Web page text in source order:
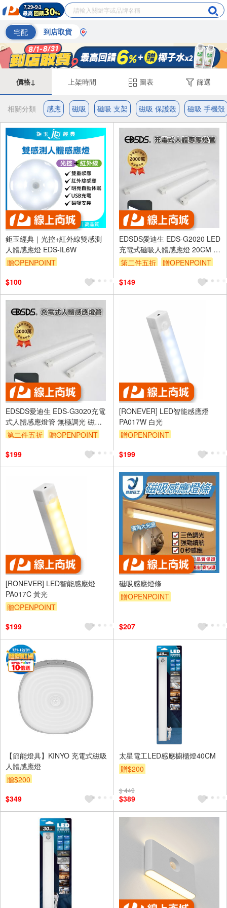
宅配 到店取貨
價格↓ 上架時間 圖表 篩選
相關分類 感應 磁吸 磁吸 支架 磁吸 保護殼 磁吸 手機殼
鉅玉經典｜光控+紅外線雙感測
人體感應燈 EDS-IL6W
贈OPENPOINT
$100
EDSDS愛迪生 EDS-G2020 LED
充電式磁吸人體感應燈 20CM 無
極調光 USB充電小夜燈
第二件五折
贈OPENPOINT
（運費不算在 2000 元的範圍
內）
$149
EDSDS愛迪生 EDS-G3020充電
式人體感應燈管 無極調光 磁吸
免佈線
第二件五折
贈OPENPOINT
（運費不算在 2000 元的範圍
內）
$199
[RONEVER] LED智能感應燈
PA017W 白光
贈OPENPOINT
$199
[RONEVER] LED智能感應燈
PA017C 黃光
贈OPENPOINT
$199
磁吸感應燈條
贈OPENPOINT
$207
【節能燈具】KINYO 充電式磁吸
人體感應燈
贈$200
$349
太星電工LED感應櫥櫃燈40CM
贈$200
$ 449
$389